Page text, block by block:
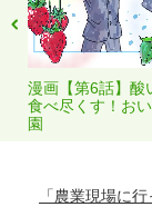
漫画【第6話】酸
食べ尽くす！お
園
「農業現場に